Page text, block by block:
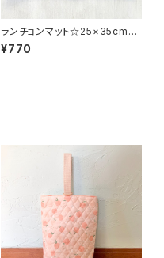
ランチョンマット☆25×35cmブ
ルー【うさぎバレリーナ柄】★R
M.ゆめかわ ウサギ 女の子
¥770